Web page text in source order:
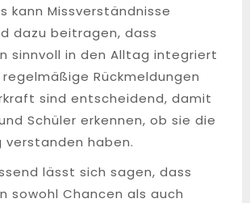
kann Missverständnisse
dazu beitragen, dass
sinnvoll in den Alltag integriert
Rückmeldungen
sind entscheidend, damit
Schüler erkennen, ob sie die
haben.
lässt sich sagen, dass
sowohl Chancen als auch